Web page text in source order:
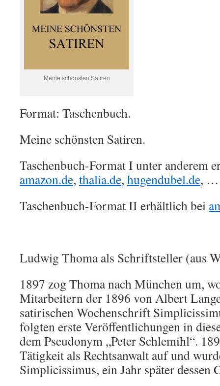
Meine schönsten Satiren
Format: Taschenbuch.
Meine schönsten Satiren.
Taschenbuch-Format I unter anderem
amazon.de, thalia.de, hugendubel.de, …
Taschenbuch-Format II erhältlich bei
Ludwig Thoma als Schriftsteller (aus
1897 zog Thoma nach München um,
Mitarbeitern der 1896 von Albert
satirischen Wochenschrift
folgten erste Veröffentlichungen in
dem Pseudonym „Peter Schlemihl“.
Tätigkeit als Rechtsanwalt auf und
Simplicissimus, ein Jahr später dessen